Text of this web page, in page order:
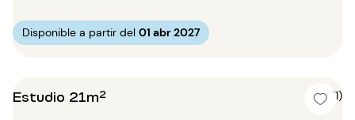
Disponible a partir del 01 abr 2027
Estudio 21m² 5 (1)